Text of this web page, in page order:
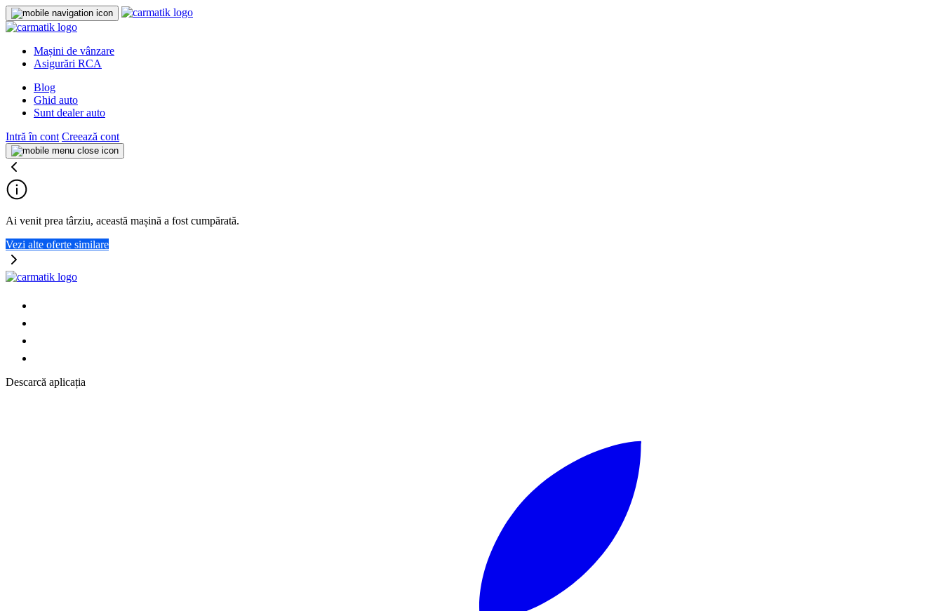
Mașini de vânzare
Asigurări RCA
Blog
Ghid auto
Sunt dealer auto
Intră în cont Creează cont
Ai venit prea târziu, această mașină a fost cumpărată.
Vezi alte oferte similare
Descarcă aplicația